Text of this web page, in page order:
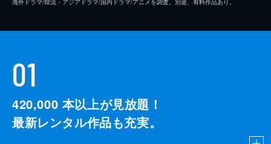
海外ドラマ/韓流・アジアドラマ/国内ドラマ/アニメを調査。別途、有料作品あり。
01
420,000 本以上が見放題！
最新レンタル作品も充実。